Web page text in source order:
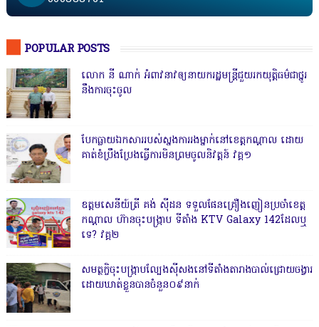
POPULAR POSTS
លោក នី ណាក់ អំពាវនាវឲ្យនាយករដ្ឋមន្ត្រីជួយរកយុត្តិធម៌ជាថ្នូរ
នឹងការចុះចូល
បែកធ្លាយឯកសាររបស់ស្នងការរងម្នាក់នៅខេត្តកណ្ដាល ដោយ
គាត់ខំប្រឹងប្រែងធ្វើការមិនព្រមចូលនិវត្តន៍ វគ្គ១
ឧត្តមសេនីយ៍ត្រី គង់ ស៊ីដន ទទួលផែនគ្រឿងញៀនប្រចាំខេត្ត
កណ្តាល ហ៊ានចុះបង្ក្រាប ទីតាំង KTV Galaxy 142ដែលឬ
ទេ? វគ្គ២
សមត្ថកិ្ចចុះបង្ក្រាបល្បែងស៊ីសងនៅទីតាំងតារាងបាល់ជ្រោយចង្វារ
ដោយឃាត់ខ្លួនបានចំនួន០៩នាក់